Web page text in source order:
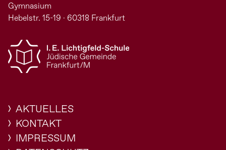
Gymnasium
Hebelstr. 15-19 · 60318 Frankfurt
AKTUELLES
KONTAKT
IMPRESSUM